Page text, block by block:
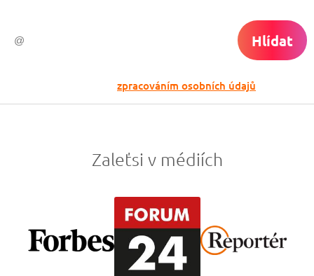
Hlídat
zpracováním osobních údajů
Zaleťsi v médiích